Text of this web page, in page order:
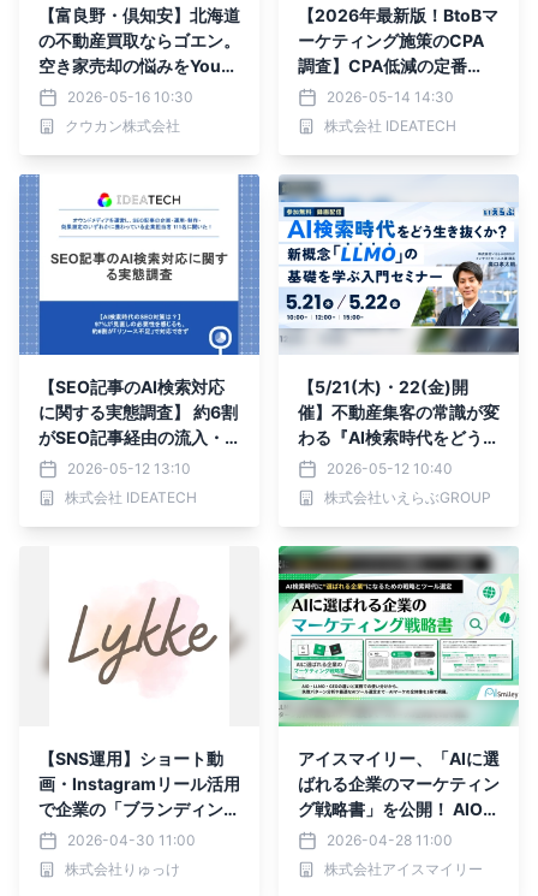
【富良野・倶知安】北海道
の不動産買取ならゴエン。
空き家売却の悩みをYouTu
beで解決2026-05-16 10:30
クウカン株式会社
【2026年最新版！BtoBマ
ーケティング施策のCPA
調査】CPA低減の定番
「セミナー/ウェビナー」
が高騰要因の筆頭に。約4
割が高騰を実感する一方、
「わからない」と回答。
2026-05-14 14:30
株式会社 IDEATECH
【SEO記事のAI検索対応
に関する実態調査】 約6割
がSEO記事経由の流入・
成果に「減少傾向」と回
答、 97.3%がAI検索対応
の必要性を認識 一方、課
の転換と、実行体制の整備
が急務に〜
2026-05-12 13:10
株式会社 IDEATECH
【5/21(木)・22(金)開
催】不動産集客の常識が変
わる『AI検索時代をどう生
き抜くか？新概念「LLM
O」の基礎を学ぶ入門セミ
ナー』開催｜いえらぶGR
2026-05-12 10:40
株式会社いえらぶGROUP
【SNS運用】ショート動
画・Instagramリール活用
で企業の「ブランディン
グ」を伴走支援。株式会社
りゅっけ、BtoB広報・We
bマーケティング支援を本
2026-04-30 11:00
株式会社りゅっけ
アイスマイリー、「AIに選
ばれる企業のマーケティン
グ戦略書」を公開！ AIO・
LLMO・GEOの違いから
実践まで―AI検索時代の新
基準を徹底解説！
2026-04-28 11:00
株式会社アイスマイリー